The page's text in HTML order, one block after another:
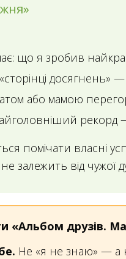
що я зробив
досягнень»
або мамою
рекорд
помічати власні
залежить від чужої
«Альбом друзів.
Не «я не знаю» — а